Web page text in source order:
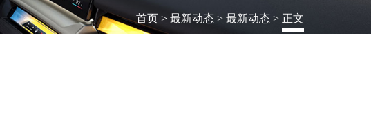
首页> 最新动态> 最新动态> 正文